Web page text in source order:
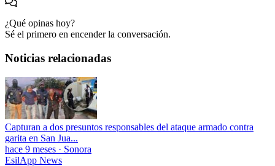
¿Qué opinas hoy?
Sé el primero en encender la conversación.
Noticias relacionadas
Capturan a dos presuntos responsables del ataque armado contra
garita en San Jua...
hace 9 meses · Sonora
EsilApp News